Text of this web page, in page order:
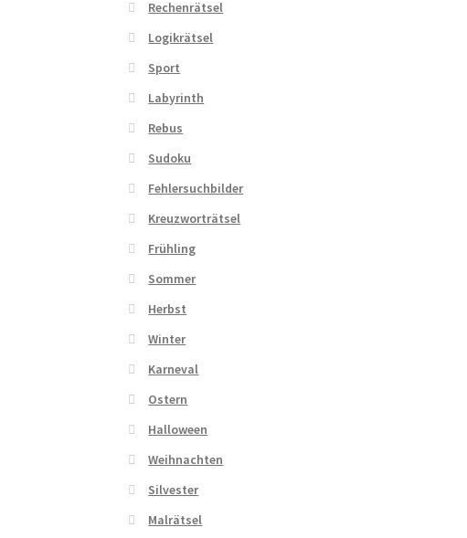
Rechenrätsel
Logikrätsel
Sport
Labyrinth
Rebus
Sudoku
Fehlersuchbilder
Kreuzworträtsel
Frühling
Sommer
Herbst
Winter
Karneval
Ostern
Halloween
Weihnachten
Silvester
Malrätsel